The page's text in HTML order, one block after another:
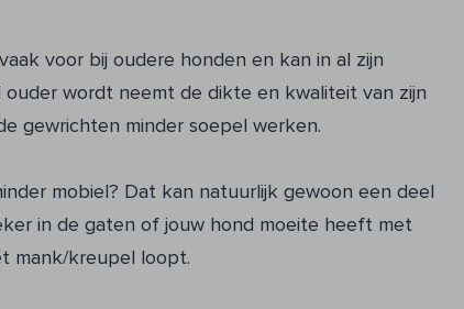
voor bij oudere honden en kan in al zijn
wordt neemt de dikte en kwaliteit van zijn
gewrichten minder soepel werken.
mobiel? Dat kan natuurlijk gewoon een deel
in de gaten of jouw hond moeite heeft met
mank/kreupel loopt.